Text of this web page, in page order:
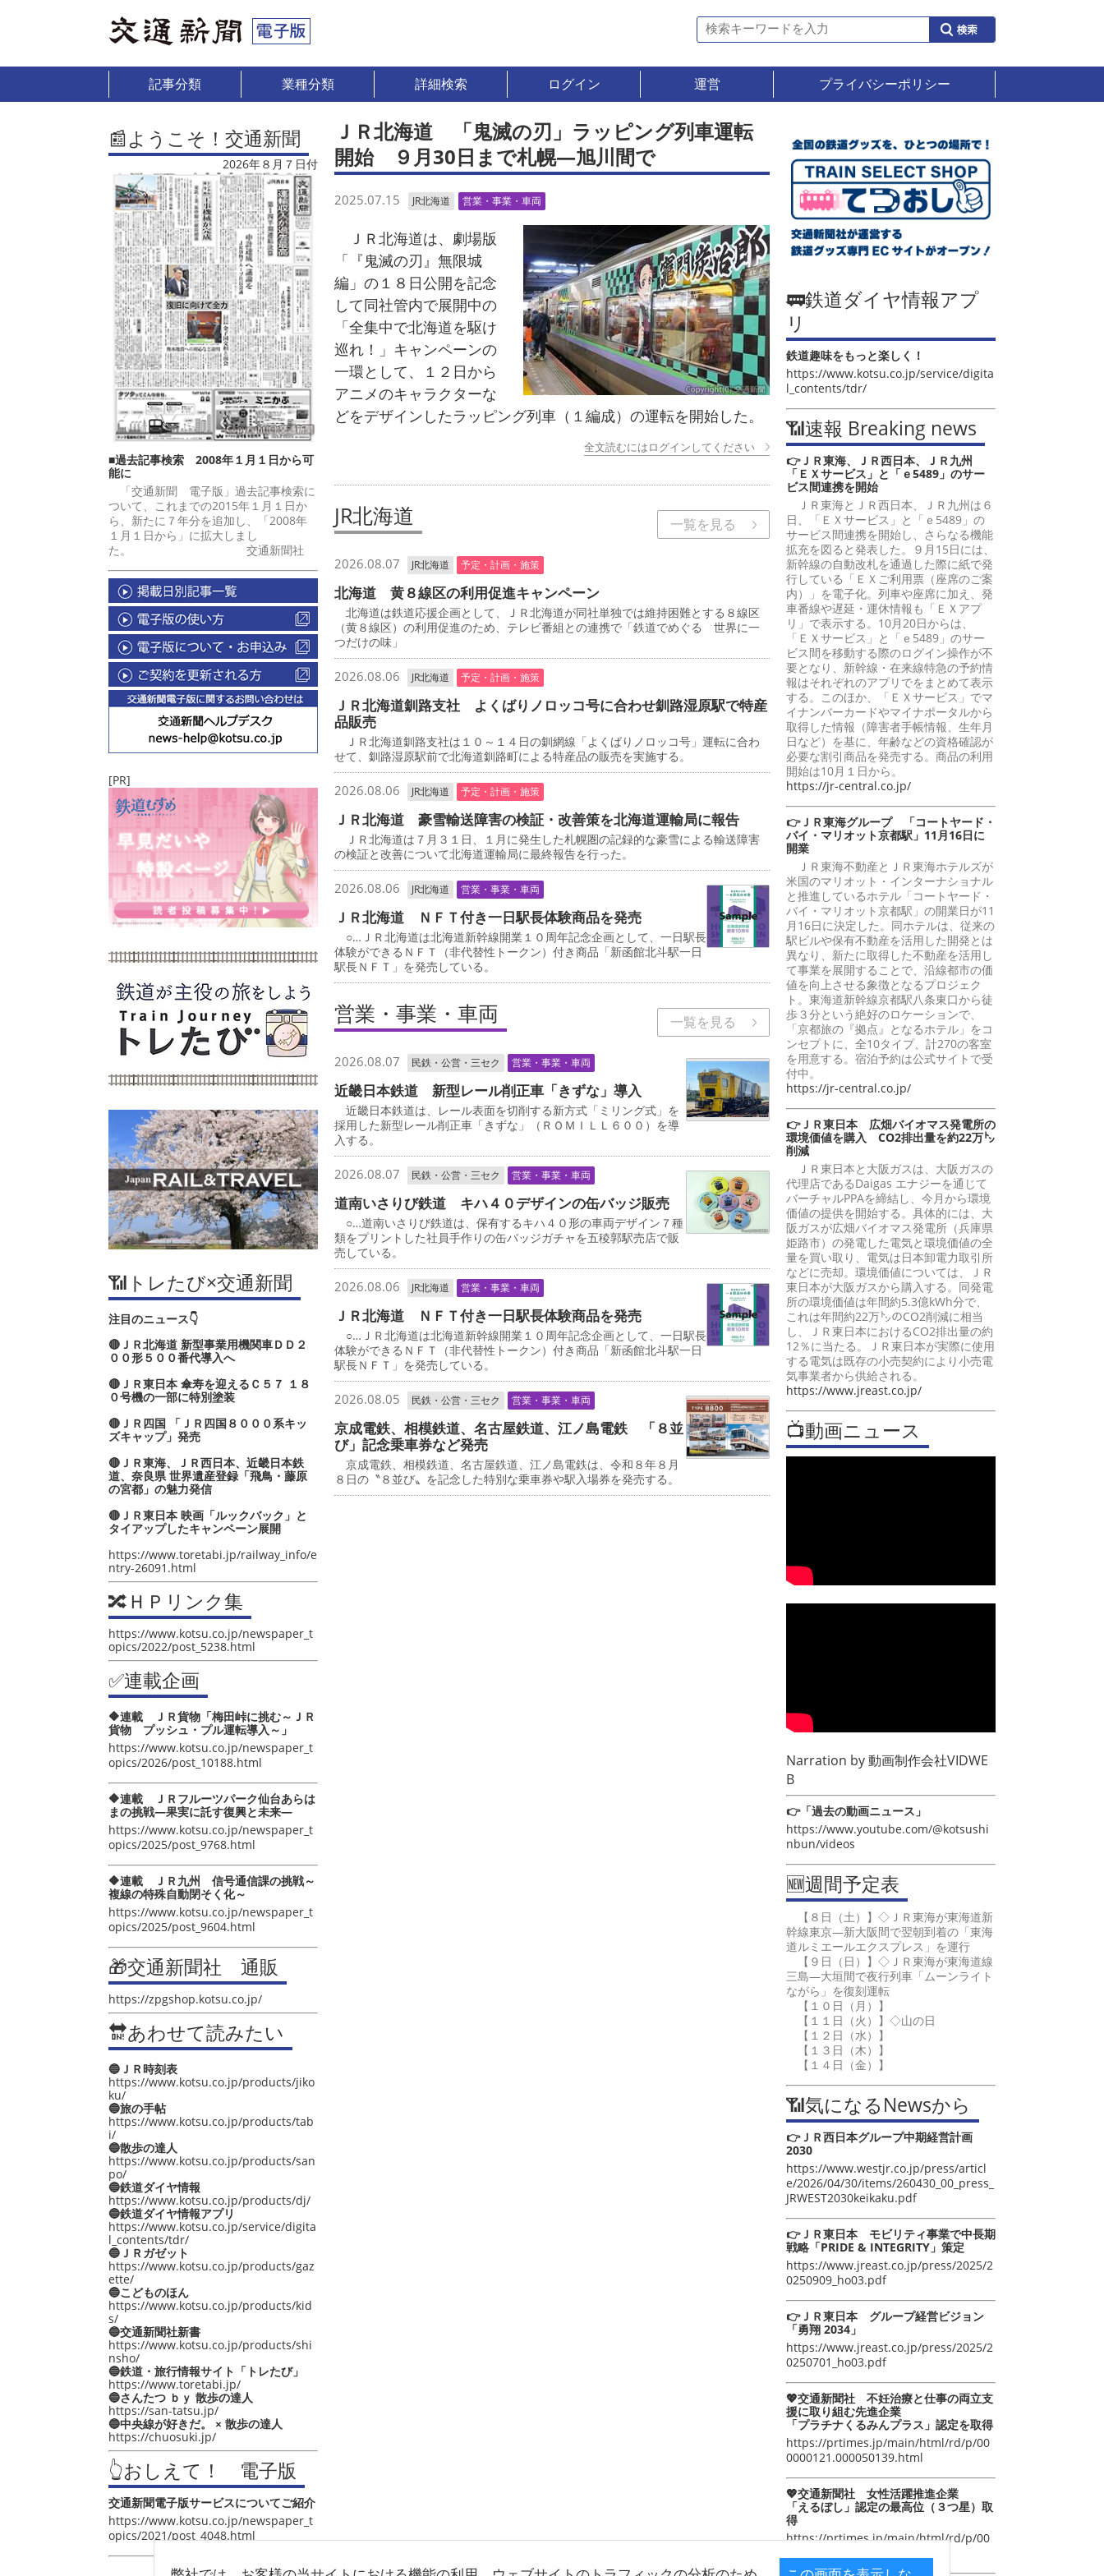
記事分類 業種分類 詳細検索 ログイン 運営 プライバシーポリシー
📰ようこそ！交通新聞
2026年８月７日付
■過去記事検索 2008年１月１日から可
能に
「交通新聞 電子版」過去記事検索に
ついて、これまでの2015年１月１日か
ら、新たに７年分を追加し、「2008年
１月１日から」に拡大しまし
た。 交通新聞社
[PR]
📶トレたび×交通新聞
注目のニュース👇
🔴ＪＲ北海道 新型事業用機関車ＤＤ２
００形５００番代導入へ
🔴ＪＲ東日本 傘寿を迎えるＣ５７ １８
０号機の一部に特別塗装
🔴ＪＲ四国 「ＪＲ四国８０００系キッ
ズキャップ」発売
🔴ＪＲ東海、ＪＲ西日本、近畿日本鉄
道、奈良県 世界遺産登録「飛鳥・藤原
の宮都」の魅力発信
🔴ＪＲ東日本 映画「ルックバック」と
タイアップしたキャンペーン展開
https://www.toretabi.jp/railway_info/e
ntry-26091.html
🔀ＨＰリンク集
https://www.kotsu.co.jp/newspaper_t
opics/2022/post_5238.html
✅連載企画
🔶連載 ＪＲ貨物「梅田峠に挑む～ＪＲ
貨物 プッシュ・プル運転導入～」
https://www.kotsu.co.jp/newspaper_t
opics/2026/post_10188.html
🔶連載 ＪＲフルーツパーク仙台あらは
まの挑戦―果実に託す復興と未来―
https://www.kotsu.co.jp/newspaper_t
opics/2025/post_9768.html
🔶連載 ＪＲ九州 信号通信課の挑戦～
複線の特殊自動閉そく化～
https://www.kotsu.co.jp/newspaper_t
opics/2025/post_9604.html
🎁交通新聞社 通販
https://zpgshop.kotsu.co.jp/
🔛あわせて読みたい
🔵ＪＲ時刻表
https://www.kotsu.co.jp/products/jiko
ku/
🔵旅の手帖
https://www.kotsu.co.jp/products/tab
i/
🔵散歩の達人
https://www.kotsu.co.jp/products/san
po/
🔵鉄道ダイヤ情報
https://www.kotsu.co.jp/products/dj/
🔵鉄道ダイヤ情報アプリ
https://www.kotsu.co.jp/service/digita
l_contents/tdr/
🔵ＪＲガゼット
https://www.kotsu.co.jp/products/gaz
ette/
🔵こどものほん
https://www.kotsu.co.jp/products/kid
s/
🔵交通新聞社新書
https://www.kotsu.co.jp/products/shi
nsho/
🔵鉄道・旅行情報サイト「トレたび」
https://www.toretabi.jp/
🔵さんたつ ｂｙ 散歩の達人
https://san-tatsu.jp/
🔵中央線が好きだ。 × 散歩の達人
https://chuosuki.jp/
👆おしえて！ 電子版
交通新聞電子版サービスについてご紹介
https://www.kotsu.co.jp/newspaper_t
opics/2021/post_4048.html
ＪＲ北海道 「鬼滅の刃」ラッピング列車運転
開始 ９月30日まで札幌―旭川間で
2025.07.15 JR北海道 営業・事業・車両
ＪＲ北海道は、劇場版
「『鬼滅の刃』無限城
編」の１８日公開を記念
して同社管内で展開中の
「全集中で北海道を駆け
巡れ！」キャンペーンの
一環として、１２日から
アニメのキャラクターな
どをデザインしたラッピング列車（１編成）の運転を開始した。
全文読むにはログインしてください
JR北海道 一覧を見る
2026.08.07 JR北海道 予定・計画・施策
北海道 黄８線区の利用促進キャンペーン
北海道は鉄道応援企画として、ＪＲ北海道が同社単独では維持困難とする８線区
（黄８線区）の利用促進のため、テレビ番組との連携で「鉄道でめぐる 世界に一
つだけの味」
2026.08.06 JR北海道 予定・計画・施策
ＪＲ北海道釧路支社 よくばりノロッコ号に合わせ釧路湿原駅で特産
品販売
ＪＲ北海道釧路支社は１０～１４日の釧網線「よくばりノロッコ号」運転に合わ
せて、釧路湿原駅前で北海道釧路町による特産品の販売を実施する。
2026.08.06 JR北海道 予定・計画・施策
ＪＲ北海道 豪雪輸送障害の検証・改善策を北海道運輸局に報告
ＪＲ北海道は７月３１日、１月に発生した札幌圏の記録的な豪雪による輸送障害
の検証と改善について北海道運輸局に最終報告を行った。
2026.08.06 JR北海道 営業・事業・車両
ＪＲ北海道 ＮＦＴ付き一日駅長体験商品を発売
○…ＪＲ北海道は北海道新幹線開業１０周年記念企画として、一日駅長
体験ができるＮＦＴ（非代替性トークン）付き商品「新函館北斗駅一日
駅長ＮＦＴ」を発売している。
営業・事業・車両 一覧を見る
2026.08.07 民鉄・公営・三セク 営業・事業・車両
近畿日本鉄道 新型レール削正車「きずな」導入
近畿日本鉄道は、レール表面を切削する新方式「ミリング式」を
採用した新型レール削正車「きずな」（ＲＯＭＩＬＬ６００）を導
入する。
2026.08.07 民鉄・公営・三セク 営業・事業・車両
道南いさりび鉄道 キハ４０デザインの缶バッジ販売
○…道南いさりび鉄道は、保有するキハ４０形の車両デザイン７種
類をプリントした社員手作りの缶バッジガチャを五稜郭駅売店で販
売している。
2026.08.06 JR北海道 営業・事業・車両
ＪＲ北海道 ＮＦＴ付き一日駅長体験商品を発売
○…ＪＲ北海道は北海道新幹線開業１０周年記念企画として、一日駅長
体験ができるＮＦＴ（非代替性トークン）付き商品「新函館北斗駅一日
駅長ＮＦＴ」を発売している。
2026.08.05 民鉄・公営・三セク 営業・事業・車両
京成電鉄、相模鉄道、名古屋鉄道、江ノ島電鉄 「８並
び」記念乗車券など発売
京成電鉄、相模鉄道、名古屋鉄道、江ノ島電鉄は、令和８年８月
８日の〝８並び〟を記念した特別な乗車券や駅入場券を発売する。
🚃鉄道ダイヤ情報アプ
リ
鉄道趣味をもっと楽しく！
https://www.kotsu.co.jp/service/digita
l_contents/tdr/
📶速報 Breaking news
👉ＪＲ東海、ＪＲ西日本、ＪＲ九州
「ＥＸサービス」と「ｅ5489」のサー
ビス間連携を開始
ＪＲ東海とＪＲ西日本、ＪＲ九州は６
日、「ＥＸサービス」と「ｅ5489」の
サービス間連携を開始し、さらなる機能
拡充を図ると発表した。９月15日には、
新幹線の自動改札を通過した際に紙で発
行している「ＥＸご利用票（座席のご案
内）」を電子化。列車や座席に加え、発
車番線や遅延・運休情報も「ＥＸアプ
リ」で表示する。10月20日からは、
「ＥＸサービス」と「ｅ5489」のサー
ビス間を移動する際のログイン操作が不
要となり、新幹線・在来線特急の予約情
報はそれぞれのアプリでをまとめて表示
する。このほか、「ＥＸサービス」でマ
イナンバーカードやマイナポータルから
取得した情報（障害者手帳情報、生年月
日など）を基に、年齢などの資格確認が
必要な割引商品を発売する。商品の利用
開始は10月１日から。
https://jr-central.co.jp/
👉ＪＲ東海グループ 「コートヤード・
バイ・マリオット京都駅」11月16日に
開業
ＪＲ東海不動産とＪＲ東海ホテルズが
米国のマリオット・インターナショナル
と推進しているホテル「コートヤード・
バイ・マリオット京都駅」の開業日が11
月16日に決定した。同ホテルは、従来の
駅ビルや保有不動産を活用した開発とは
異なり、新たに取得した不動産を活用し
て事業を展開することで、沿線都市の価
値を向上させる象徴となるプロジェク
ト。東海道新幹線京都駅八条東口から徒
歩３分という絶好のロケーションで、
「京都旅の『拠点』となるホテル」をコ
ンセプトに、全10タイプ、計270の客室
を用意する。宿泊予約は公式サイトで受
付中。
https://jr-central.co.jp/
👉ＪＲ東日本 広畑バイオマス発電所の
環境価値を購入 CO2排出量を約22万㌧
削減
ＪＲ東日本と大阪ガスは、大阪ガスの
代理店であるDaigas エナジーを通じて
バーチャルPPAを締結し、今月から環境
価値の提供を開始する。具体的には、大
阪ガスが広畑バイオマス発電所（兵庫県
姫路市）の発電した電気と環境価値の全
量を買い取り、電気は日本卸電力取引所
などに売却。環境価値については、ＪＲ
東日本が大阪ガスから購入する。同発電
所の環境価値は年間約5.3億kWh分で、
これは年間約22万㌧のCO2削減に相当
し、ＪＲ東日本におけるCO2排出量の約
12％に当たる。ＪＲ東日本が実際に使用
する電気は既存の小売契約により小売電
気事業者から供給される。
https://www.jreast.co.jp/
📺動画ニュース
Narration by動画制作会社VIDWE
B
👉「過去の動画ニュース」
https://www.youtube.com/@kotsushi
nbun/videos
🆕週間予定表
【８日（土）】◇ＪＲ東海が東海道新
幹線東京―新大阪間で翌朝到着の「東海
道ルミエールエクスプレス」を運行
【９日（日）】◇ＪＲ東海が東海道線
三島―大垣間で夜行列車「ムーンライト
ながら」を復刻運転
【１０日（月）】
【１１日（火）】◇山の日
【１２日（水）】
【１３日（木）】
【１４日（金）】
📶気になるNewsから
👉ＪＲ西日本グループ中期経営計画
2030
https://www.westjr.co.jp/press/articl
e/2026/04/30/items/260430_00_press_
JRWEST2030keikaku.pdf
👉ＪＲ東日本 モビリティ事業で中長期
戦略「PRIDE & INTEGRITY」策定
https://www.jreast.co.jp/press/2025/2
0250909_ho03.pdf
👉ＪＲ東日本 グループ経営ビジョン
「勇翔 2034」
https://www.jreast.co.jp/press/2025/2
0250701_ho03.pdf
💖交通新聞社 不妊治療と仕事の両立支
援に取り組む先進企業
「プラチナくるみんプラス」認定を取得
https://prtimes.jp/main/html/rd/p/00
0000121.000050139.html
💖交通新聞社 女性活躍推進企業
「えるぼし」認定の最高位（３つ星）取
得
https://prtimes.jp/main/html/rd/p/00